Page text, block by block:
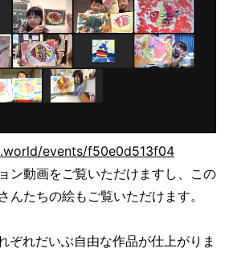
events/f50e0d513f04
ン動画をご覧いただけますし、この
んたちの絵もご覧いただけます。
ぞれだいぶ自由な作品が仕上がりま